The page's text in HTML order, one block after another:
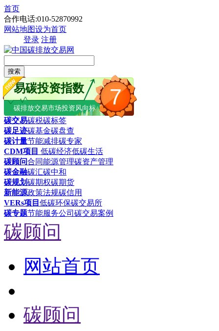
首页
合作电话:010-52870992
网站地图设为首页
登录 注册
搜索
7
易碳投资指数
碳排放交易市场投资风向标
碳交易碳税碳标签
碳足迹碳基金碳盘查
碳计量节能减排碳专家
CDM项目 低碳经济低碳生活
碳顾问合同能源管理碳资产管理
碳金融碳汇碳中和
碳规划碳期权碳期货
新能源政策法规碳信用
VERs项目 低碳环保碳交易所
碳专题节能服务公司 碳交易案例
碳顾问
网站首页
碳顾问